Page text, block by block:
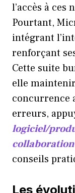
l’accès à ces
Pourtant,
intégrant
renforçant
Cette suite
elle
concurrence
erreurs,
logiciel/
collaboration
conseils
Les